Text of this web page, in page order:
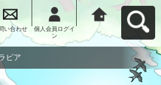
い合わせ
個人会員ログイ
ン
大府市民活動支
援サイト コラビ
アへ戻る
ビア